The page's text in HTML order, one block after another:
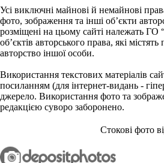
Усі виключні майнові й немайнові
фото, зображення та інші об’єкти
розміщені на цьому сайті належать ГО
об’єктів авторського права, які
авторство іншої особи.
Використання текстових матеріалів
посиланням (для інтернет-видань -
джерело. Використання фото та
редакцією суворо заборонено.
Стокові фото